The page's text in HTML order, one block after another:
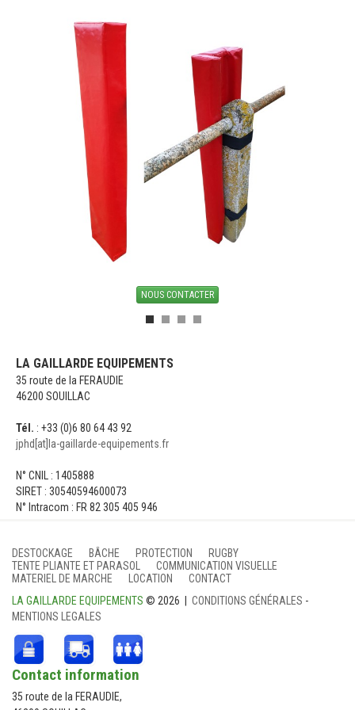
TENTE PLIANTE ET PARASOL
COMMUNICATION VISUELLE
MATERIEL DE MARCHE
NOUS CONTACTER
LA GAILLARDE EQUIPEMENTS
35 route de la FERAUDIE
46200 SOUILLAC
Tél. : +33 (0)6 80 64 43 92
jphd[at]la-gaillarde-equipements.fr
N° CNIL : 1405888
SIRET : 30540594600073
N° Intracom : FR 82 305 405 946
DESTOCKAGE BÂCHE PROTECTION
RUGBY
TENTE PLIANTE ET PARASOL
COMMUNICATION VISUELLE
MATERIEL DE MARCHE
LOCATION
CONTACT
LA GAILLARDE EQUIPEMENTS © 2026 | CONDITIONS GÉNÉRALES -
MENTIONS LEGALES
Contact information
35 route de la FERAUDIE,